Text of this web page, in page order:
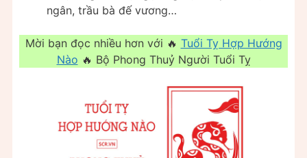
ngân, trầu bà đế vương…
Mời bạn đọc nhiều hơn với 🔥 Tuổi Tỵ Hợp Hướng
Nào 🔥 Bộ Phong Thuỷ Người Tuổi Tỵ